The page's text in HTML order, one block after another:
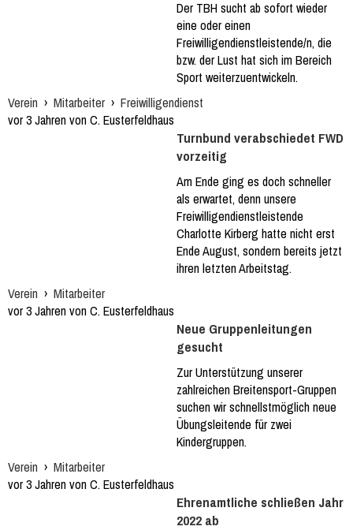
Der TBH sucht ab sofort wieder
eine oder einen
Freiwilligendienstleistende/n, die
bzw. der Lust hat sich im Bereich
Sport weiterzuentwickeln.
Verein › Mitarbeiter › Freiwilligendienst
vor 3 Jahren von C. Eusterfeldhaus
Turnbund verabschiedet FWD
vorzeitig
Am Ende ging es doch schneller
als erwartet, denn unsere
Freiwilligendienstleistende
Charlotte Kirberg hatte nicht erst
Ende August, sondern bereits jetzt
ihren letzten Arbeitstag.
Verein › Mitarbeiter
vor 3 Jahren von C. Eusterfeldhaus
Neue Gruppenleitungen
gesucht
Zur Unterstützung unserer
zahlreichen Breitensport-Gruppen
suchen wir schnellstmöglich neue
Übungsleitende für zwei
Kindergruppen.
Verein › Mitarbeiter
vor 3 Jahren von C. Eusterfeldhaus
Ehrenamtliche schließen Jahr
2022 ab